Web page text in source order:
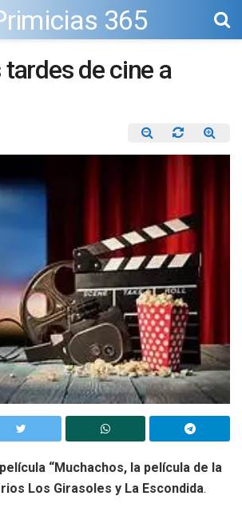
tardes de cine a
“Muchachos, la película de la
Los Girasoles y La Escondida.